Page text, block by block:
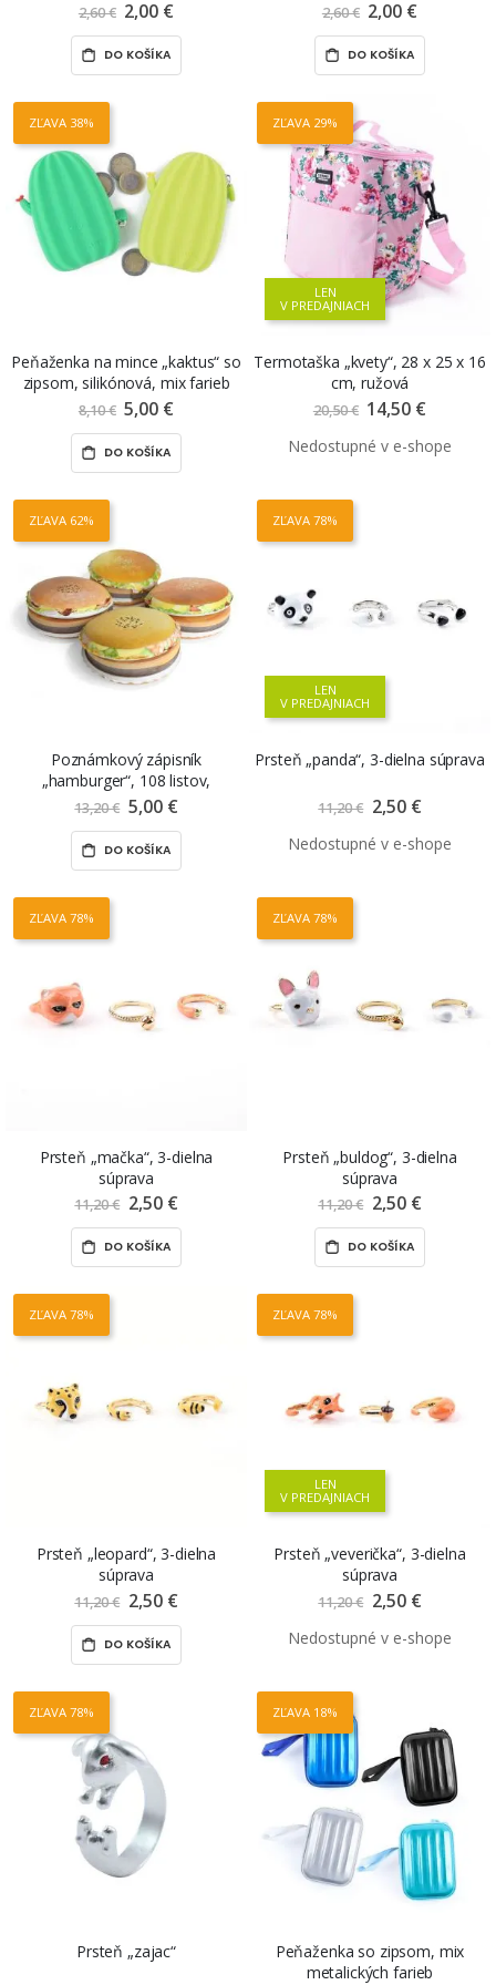
2,60 € Znížená
cena
2,00 €
DO KOŠÍKA
2,60 € Znížená
cena
2,00 €
DO KOŠÍKA
ZĽAVA 38%
Peňaženka na mince „kaktus“ so
zipsom, silikónová, mix farieb
8,10 € Znížená
cena
5,00 €
DO KOŠÍKA
LEN
V PREDAJNIACH
ZĽAVA 29%
Termotaška „kvety“, 28 x 25 x 16
cm, ružová
20,50 € Znížená
cena
14,50 €
ZĽAVA 62%
Poznámkový zápisník
„hamburger“, 108 listov,
linajkový, mix motívov
13,20 € Znížená
cena
5,00 €
DO KOŠÍKA
LEN
V PREDAJNIACH
ZĽAVA 78%
Prsteň „panda“, 3-dielna súprava
11,20 € Znížená
cena
2,50 €
ZĽAVA 78%
Prsteň „mačka“, 3-dielna
súprava
11,20 € Znížená
cena
2,50 €
DO KOŠÍKA
ZĽAVA 78%
Prsteň „buldog“, 3-dielna
súprava
11,20 € Znížená
cena
2,50 €
DO KOŠÍKA
ZĽAVA 78%
Prsteň „leopard“, 3-dielna
súprava
11,20 € Znížená
cena
2,50 €
DO KOŠÍKA
LEN
V PREDAJNIACH
ZĽAVA 78%
Prsteň „veverička“, 3-dielna
súprava
11,20 € Znížená
cena
2,50 €
ZĽAVA 78%
Prsteň „zajac“
ZĽAVA 18%
Peňaženka so zipsom, mix
metalických farieb